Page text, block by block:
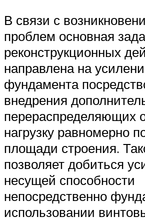
В связи с
проблем основная
реконструкционных
направлена на
фундамента
внедрения
перераспределяющих
нагрузку равномерно
площади строения.
позволяет добиться
несущей способности
непосредственно
использовании